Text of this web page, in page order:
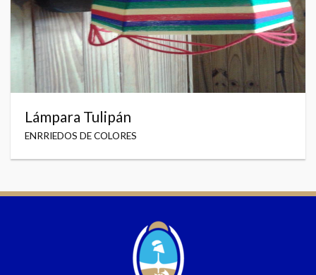
Lámpara Tulipán
ENRRIEDOS DE COLORES